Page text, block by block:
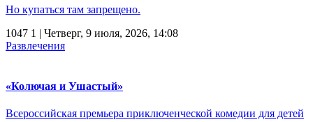
Но купаться там запрещено.
1047 1 | Четверг, 9 июля, 2026, 14:08
Развлечения
«Колючая и Ушастый»
Всероссийская премьера приключенческой комедии для детей